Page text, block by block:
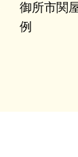
御所市関
例